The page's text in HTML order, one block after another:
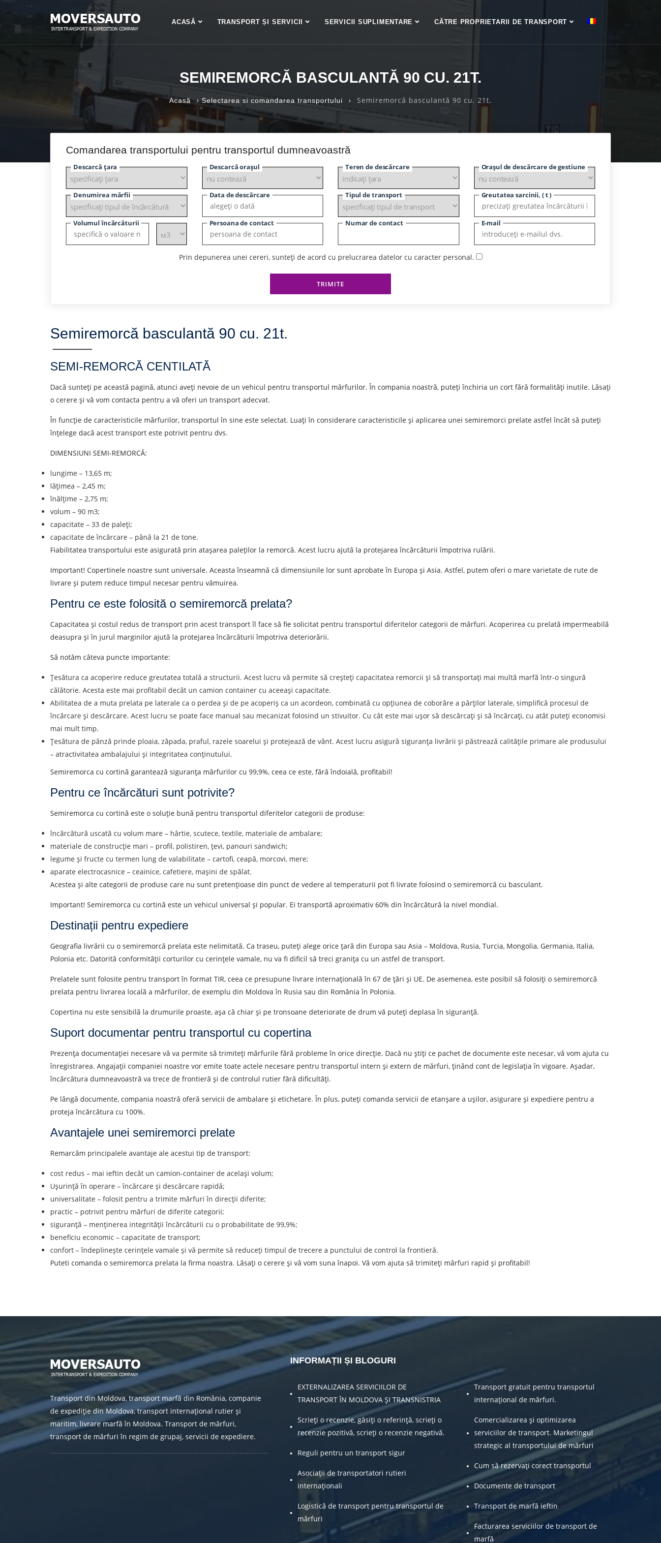
ACASĂ TRANSPORT ȘI SERVICII SERVICII SUPLIMENTARE CĂTRE PROPRIETARII DE TRANSPORT
SEMIREMORCĂ BASCULANTĂ 90 CU. 21T.
Acasă ›Selectarea si comandarea transportului › Semiremorcă basculantă 90 cu. 21t.
Comandarea transportului pentru transportul dumneavoastră
Descarcă țara Descarcă orașul Teren de descărcare Orașul de descărcare de gestiune
Denumirea mărfii Data de descărcare Tipul de transport Greutatea sarcinii, ( t )
Volumul încărcăturii Persoana de contact Numar de contact E-mail
Prin depunerea unei cereri, sunteți de acord cu prelucrarea datelor cu caracter personal.
TRIMITE
Semiremorcă basculantă 90 cu. 21t.
SEMI-REMORCĂ CENTILATĂ
Dacă sunteți pe această pagină, atunci aveți nevoie de un vehicul pentru transportul mărfurilor. În compania noastră, puteți închiria un cort fără formalități inutile. Lăsați
o cerere și vă vom contacta pentru a vă oferi un transport adecvat.
În funcție de caracteristicile mărfurilor, transportul în sine este selectat. Luați în considerare caracteristicile și aplicarea unei semiremorci prelate astfel încât să puteți
înțelege dacă acest transport este potrivit pentru dvs.
DIMENSIUNI SEMI-REMORCĂ:
lungime – 13,65 m;
lățimea – 2,45 m;
înălțime – 2,75 m;
volum – 90 m3;
capacitate – 33 de paleți;
capacitate de încărcare – până la 21 de tone.
Fiabilitatea transportului este asigurată prin atașarea paleților la remorcă. Acest lucru ajută la protejarea încărcăturii împotriva rulării.
Important! Copertinele noastre sunt universale. Aceasta înseamnă că dimensiunile lor sunt aprobate în Europa și Asia. Astfel, putem oferi o mare varietate de rute de
livrare și putem reduce timpul necesar pentru vămuirea.
Pentru ce este folosită o semiremorcă prelata?
Capacitatea și costul redus de transport prin acest transport îl face să fie solicitat pentru transportul diferitelor categorii de mărfuri. Acoperirea cu prelată impermeabilă
deasupra și în jurul marginilor ajută la protejarea încărcăturii împotriva deteriorării.
Să notăm câteva puncte importante:
Țesătura ca acoperire reduce greutatea totală a structurii. Acest lucru vă permite să creșteți capacitatea remorcii și să transportați mai multă marfă într-o singură
călătorie. Acesta este mai profitabil decât un camion container cu aceeași capacitate.
Abilitatea de a muta prelata pe laterale ca o perdea și de pe acoperiș ca un acordeon, combinată cu opțiunea de coborâre a părților laterale, simplifică procesul de
încărcare și descărcare. Acest lucru se poate face manual sau mecanizat folosind un stivuitor. Cu cât este mai ușor să descărcați și să încărcați, cu atât puteți economisi
mai mult timp.
Țesătura de pânză prinde ploaia, zăpada, praful, razele soarelui și protejează de vânt. Acest lucru asigură siguranța livrării și păstrează calitățile primare ale produsului
– atractivitatea ambalajului și integritatea conținutului.
Semiremorca cu cortină garantează siguranța mărfurilor cu 99,9%, ceea ce este, fără îndoială, profitabil!
Pentru ce încărcături sunt potrivite?
Semiremorca cu cortină este o soluție bună pentru transportul diferitelor categorii de produse:
încărcătură uscată cu volum mare – hârtie, scutece, textile, materiale de ambalare;
materiale de construcție mari – profil, polistiren, țevi, panouri sandwich;
legume și fructe cu termen lung de valabilitate – cartofi, ceapă, morcovi, mere;
aparate electrocasnice – ceainice, cafetiere, mașini de spălat.
Acestea și alte categorii de produse care nu sunt pretențioase din punct de vedere al temperaturii pot fi livrate folosind o semiremorcă cu basculant.
Important! Semiremorca cu cortină este un vehicul universal și popular. Ei transportă aproximativ 60% din încărcătură la nivel mondial.
Destinații pentru expediere
Geografia livrării cu o semiremorcă prelata este nelimitată. Ca traseu, puteți alege orice țară din Europa sau Asia – Moldova, Rusia, Turcia, Mongolia, Germania, Italia,
Polonia etc. Datorită conformității corturilor cu cerințele vamale, nu va fi dificil să treci granița cu un astfel de transport.
Prelatele sunt folosite pentru transport în format TIR, ceea ce presupune livrare internațională în 67 de țări și UE. De asemenea, este posibil să folosiți o semiremorcă
prelata pentru livrarea locală a mărfurilor, de exemplu din Moldova în Rusia sau din România în Polonia.
Copertina nu este sensibilă la drumurile proaste, așa că chiar și pe tronsoane deteriorate de drum vă puteți deplasa în siguranță.
Suport documentar pentru transportul cu copertina
Prezența documentației necesare vă va permite să trimiteți mărfurile fără probleme în orice direcție. Dacă nu știți ce pachet de documente este necesar, vă vom ajuta cu
înregistrarea. Angajații companiei noastre vor emite toate actele necesare pentru transportul intern și extern de mărfuri, ținând cont de legislația în vigoare. Așadar,
încărcătura dumneavoastră va trece de frontieră și de controlul rutier fără dificultăți.
Pe lângă documente, compania noastră oferă servicii de ambalare și etichetare. În plus, puteți comanda servicii de etanșare a ușilor, asigurare și expediere pentru a
proteja încărcătura cu 100%.
Avantajele unei semiremorci prelate
Remarcăm principalele avantaje ale acestui tip de transport:
cost redus – mai ieftin decât un camion-container de același volum;
Ușurință în operare – încărcare și descărcare rapidă;
universalitate – folosit pentru a trimite mărfuri în direcții diferite;
practic – potrivit pentru mărfuri de diferite categorii;
siguranță – menținerea integrității încărcăturii cu o probabilitate de 99,9%;
beneficiu economic – capacitate de transport;
confort – îndeplinește cerințele vamale și vă permite să reduceți timpul de trecere a punctului de control la frontieră.
Puteti comanda o semiremorca prelata la firma noastra. Lăsați o cerere și vă vom suna înapoi. Vă vom ajuta să trimiteți mărfuri rapid și profitabil!
Transport din Moldova, transport marfă din România, companie
de expediție din Moldova, transport internațional rutier și
maritim, livrare marfă în Moldova. Transport de mărfuri,
transport de mărfuri în regim de grupaj, servicii de expediere.
INFORMAȚII ȘI BLOGURI
EXTERNALIZAREA SERVICIILOR DE
TRANSPORT ÎN MOLDOVA ȘI TRANSNISTRIA
Scrieți o recenzie, găsiți o referință, scrieți o
recenzie pozitivă, scrieți o recenzie negativă.
Reguli pentru un transport sigur
Asociații de transportatori rutieri
internaționali
Logistică de transport pentru transportul de
mărfuri
Transport gratuit pentru transportul
internațional de mărfuri.
Comercializarea și optimizarea
serviciilor de transport. Marketingul
strategic al transportului de mărfuri
Cum să rezervați corect transportul
Documente de transport
Transport de marfă ieftin
Facturarea serviciilor de transport de
marfă
Aflați despre costurile de expediere
Orașul de descărcare de gestiune Denumirea mărfii
Tipul de transport
Persoana de contact Numar de contact E-mail
TRIMITE